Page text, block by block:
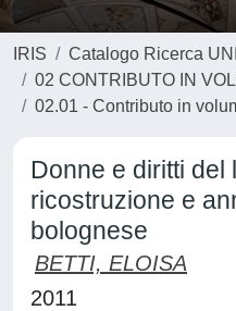
IRIS
Catalogo Ricerca
02 CONTRIBUTO IN
02.01 - Contributo in
Donne e diritti del
ricostruzione e
bolognese
BETTI, ELOISA
2011